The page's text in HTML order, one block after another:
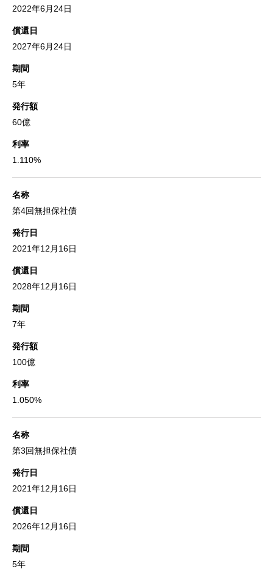
2022年6月24日
償還日
2027年6月24日
期間
5年
発行額
60億
利率
1.110%
名称
第4回無担保社債
発行日
2021年12月16日
償還日
2028年12月16日
期間
7年
発行額
100億
利率
1.050%
名称
第3回無担保社債
発行日
2021年12月16日
償還日
2026年12月16日
期間
5年